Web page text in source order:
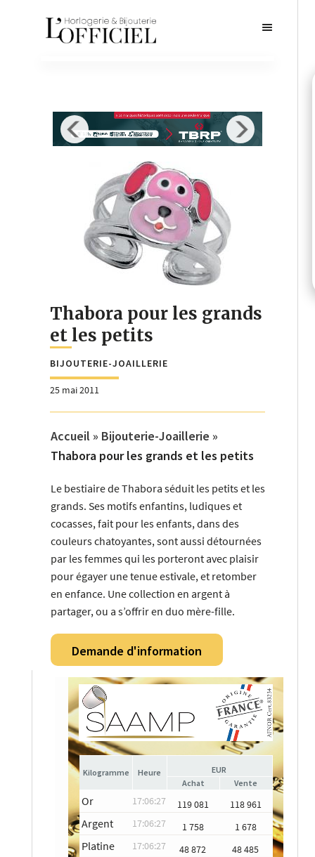
Thabora pour les grands
et les petits
BIJOUTERIE-JOAILLERIE
25 mai 2011
Accueil » Bijouterie-Joaillerie »
Thabora pour les grands et les petits
Le bestiaire de Thabora séduit les petits et les
grands. Ses motifs enfantins, ludiques et
cocasses, fait pour les enfants, dans des
couleurs chatoyantes, sont aussi détournées
par les femmes qui les porteront avec plaisir
pour égayer une tenue estivale, et retomber
en enfance. Une collection en argent à
partager, ou a s’offrir en duo mère-fille.
Demande d'information
Heure
EUR
Achat
Vente
Or 17:06:27 119 081 118 961
Argent 17:06:27 1 758 1 678
Platine 17:06:27 48 872 48 485